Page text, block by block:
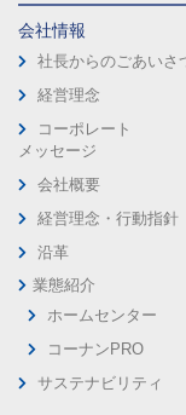
会社情報
社長からのごあいさ
経営理念
コーポレート
メッセージ
会社概要
経営理念・行動指針
沿革
業態紹介
ホームセンター
コーナンPRO
サステナビリティ